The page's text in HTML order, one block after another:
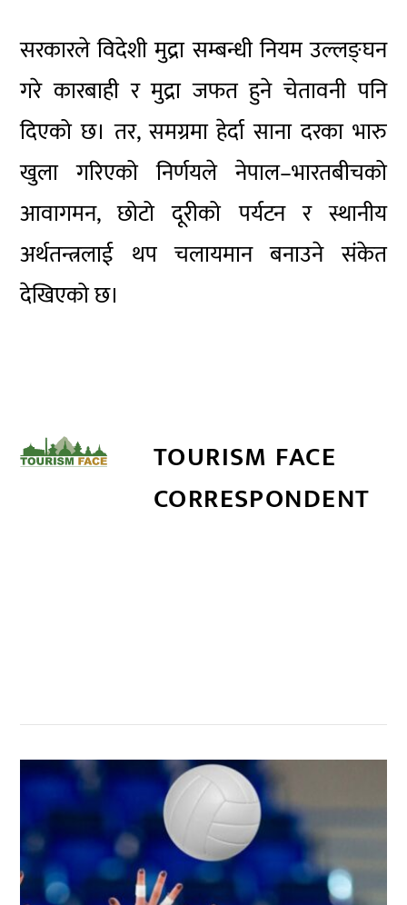
सरकारले विदेशी मुद्रा सम्बन्धी नियम उल्लङ्घन
गरे कारबाही र मुद्रा जफत हुने चेतावनी पनि
दिएको छ। तर, समग्रमा हेर्दा साना दरका भारु
खुला गरिएको निर्णयले नेपाल–भारतबीचको
आवागमन, छोटो दूरीको पर्यटन र स्थानीय
अर्थतन्त्रलाई थप चलायमान बनाउने संकेत
देखिएको छ।
TOURISM FACE
CORRESPONDENT
,